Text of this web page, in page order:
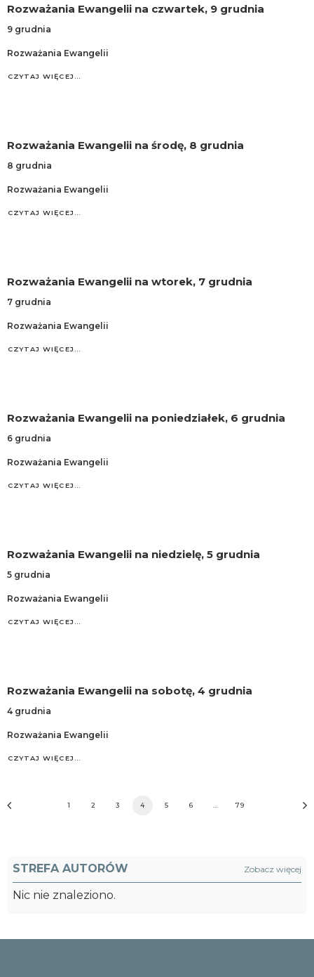
Rozważania Ewangelii na czwartek, 9 grudnia
9 grudnia
Rozważania Ewangelii
CZYTAJ WIĘCEJ…
Rozważania Ewangelii na środę, 8 grudnia
8 grudnia
Rozważania Ewangelii
CZYTAJ WIĘCEJ…
Rozważania Ewangelii na wtorek, 7 grudnia
7 grudnia
Rozważania Ewangelii
CZYTAJ WIĘCEJ…
Rozważania Ewangelii na poniedziałek, 6 grudnia
6 grudnia
Rozważania Ewangelii
CZYTAJ WIĘCEJ…
Rozważania Ewangelii na niedzielę, 5 grudnia
5 grudnia
Rozważania Ewangelii
CZYTAJ WIĘCEJ…
Rozważania Ewangelii na sobotę, 4 grudnia
4 grudnia
Rozważania Ewangelii
CZYTAJ WIĘCEJ…
1 2 3 4 5 6 79
STREFA AUTORÓW Zobacz więcej
Nic nie znaleziono.